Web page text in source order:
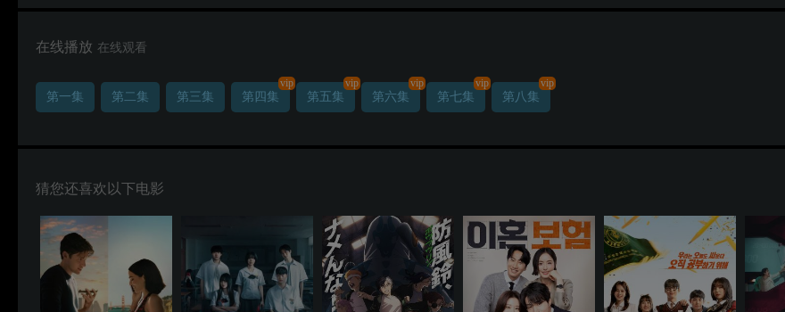
在线播放 在线观看
第一集 第二集 第三集 第四集
vip
第五集
vip
第六集
vip
第七集
vip
第八集
vip
猜您还喜欢以下电影